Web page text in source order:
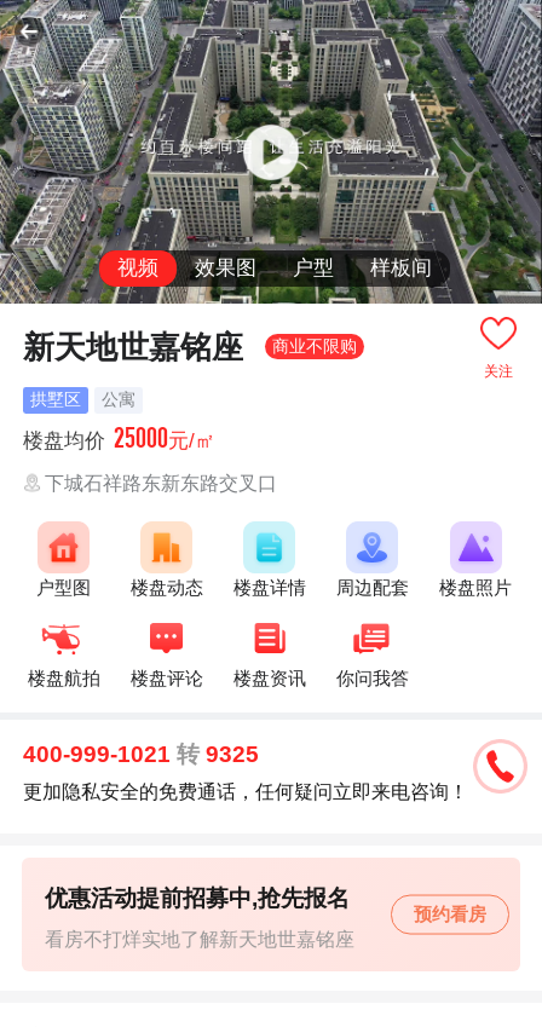
视频 效果图 户型 样板间
关注
新天地世嘉铭座 商业不限购
拱墅区 公寓
楼盘均价 25000元/㎡
下城石祥路东新东路交叉口
户型图 楼盘动态 楼盘详情 周边配套 楼盘照片
楼盘航拍 楼盘评论 楼盘资讯 你问我答
400-999-1021转 9325
更加隐私安全的免费通话，任何疑问立即来电咨询！
看房不打烊实地了解新天地世嘉铭座
优惠活动提前招募中,抢先报名
预约看房